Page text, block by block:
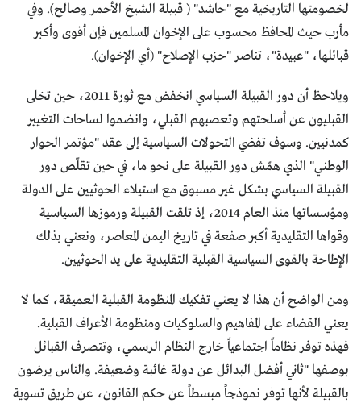
لخصومتها التاريخية مع "حاشد" ( قبيلة الشيخ الأحمر وصالح). وفي
مأرب حيث المحافظ محسوب على الإخوان المسلمين فإن أقوى وأكبر
قبائلها، "عبيدة"، تناصر "حزب الإصلاح" (أي الإخوان).
ويلاحظ أن دور القبيلة السياسي انخفض مع ثورة 2011، حين تخلى
القبليون عن أسلحتهم وتعصبهم القبلي، وانضموا لساحات التغيير
كمدنيين. وسوف تفضي التحولات السياسية إلى عقد "مؤتمر الحوار
الوطني" الذي همّش دور القبيلة على نحو ما، في حين تقلّص دور
القبيلة السياسي بشكل غير مسبوق مع استيلاء الحوثيين على الدولة
ومؤسساتها منذ العام 2014، إذ تلقت القبيلة ورموزها السياسية
وقواها التقليدية أكبر صفعة في تاريخ اليمن المعاصر، ونعني بذلك
الإطاحة بالقوى السياسية القبلية التقليدية على يد الحوثيين.
ومن الواضح أن هذا لا يعني تفكيك المنظومة القبلية العميقة، كما لا
يعني القضاء على المفاهيم والسلوكيات ومنظومة الأعراف القبلية.
فهذه توفر نظاماً اجتماعياً خارج النظام الرسمي، وتتصرف القبائل
بوصفها "ثاني أفضل البدائل عن دولة غائبة وضعيفة. والناس يرضون
بالقبيلة لأنها توفر نموذجاً مبسطاً عن حكم القانون، عن طريق تسوية